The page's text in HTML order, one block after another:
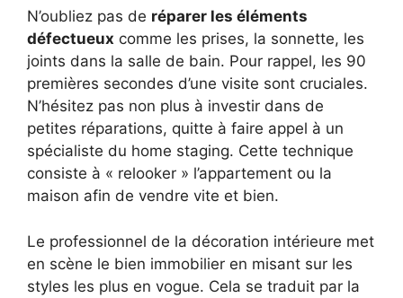
N’oubliez pas de réparer les éléments
défectueux comme les prises, la sonnette, les
joints dans la salle de bain. Pour rappel, les 90
premières secondes d’une visite sont cruciales.
N’hésitez pas non plus à investir dans de
petites réparations, quitte à faire appel à un
spécialiste du home staging. Cette technique
consiste à « relooker » l’appartement ou la
maison afin de vendre vite et bien.
Le professionnel de la décoration intérieure met
en scène le bien immobilier en misant sur les
styles les plus en vogue. Cela se traduit par la